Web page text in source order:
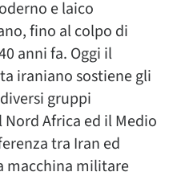
e laico
fino al colpo di
anni fa. Oggi il
iraniano sostiene gli
gruppi
Africa ed il Medio
tra Iran ed
macchina militare